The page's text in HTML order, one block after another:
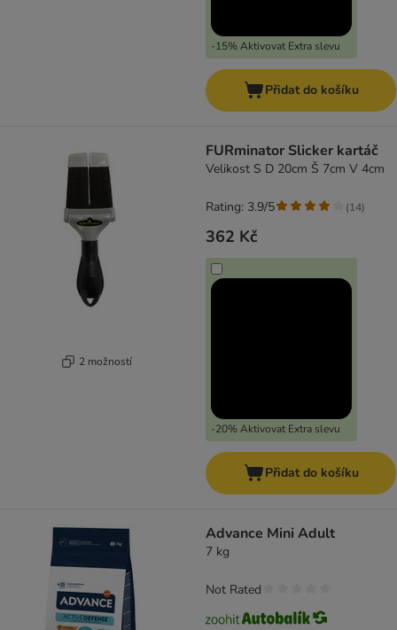
-15% Aktivovat Extra slevu
Přidat do košíku
2 možností
FURminator Slicker kartáč
Velikost S D 20cm Š 7cm V 4cm
362 Kč
-20% Aktivovat Extra slevu
Rating: 3.9/5 (14)
Přidat do košíku
Advance Mini Adult
7 kg
Not Rated